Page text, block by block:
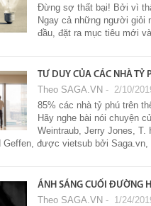
Đừng sợ thất bại! Bởi vì
Ngay cả những người giỏi
đầu, đặt ra mục tiêu mới
TƯ DUY CỦA CÁC NHÀ TỶ
Theo SAGA.VN ‐ 2/10/
85% các nhà tỷ phú trên
Hãy nghe bài nói chuyện
Weintraub, Jerry Jones, T.
Geffen, được vietsub bởi
ÁNH SÁNG CUỐI ĐƯỜNG
Theo SAGA.VN ‐ 1/24/